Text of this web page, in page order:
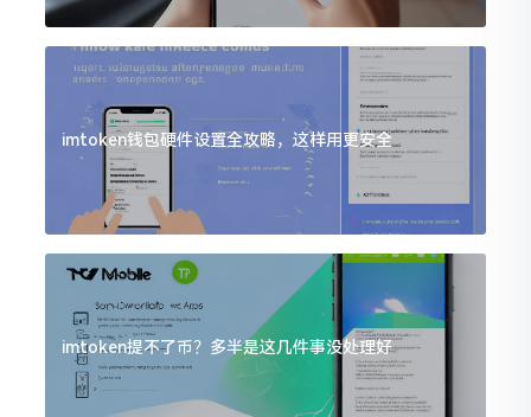
imtoken钱包硬件设置全攻略，这样用更安全
imtoken提不了币？多半是这几件事没处理好